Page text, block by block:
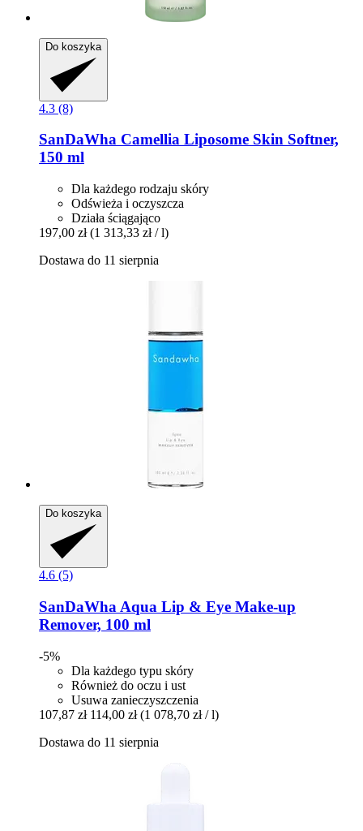
Do koszyka
4.3 (8)
SanDaWha Camellia Liposome Skin Softner,
150 ml
Dla każdego rodzaju skóry
Odświeża i oczyszcza
Działa ściągająco
197,00 zł (1 313,33 zł / l)
Dostawa do 11 sierpnia
Do koszyka
4.6 (5)
SanDaWha Aqua Lip & Eye Make-​up
Remover, 100 ml
-5%
Dla każdego typu skóry
Również do oczu i ust
Usuwa zanieczyszczenia
107,87 zł 114,00 zł (1 078,70 zł / l)
Dostawa do 11 sierpnia